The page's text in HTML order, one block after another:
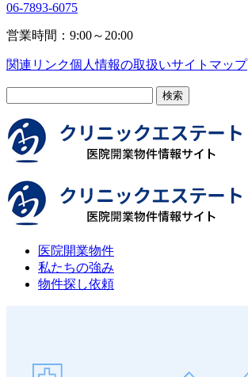
06-7893-6075
営業時間：9:00～20:00
関連リンク個人情報の取扱いサイトマップ
医院開業物件
私たちの強み
物件探し依頼